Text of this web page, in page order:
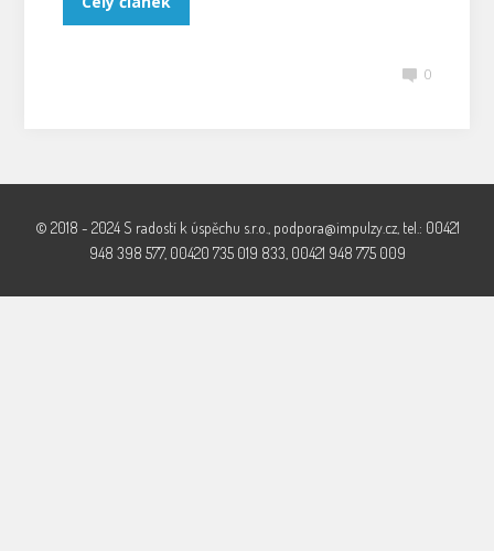
0
© 2018 - 2024 S radostí k úspěchu s.r.o., podpora@impulzy.cz, tel.: 00421
948 398 577, 00420 735 019 833, 00421 948 775 009